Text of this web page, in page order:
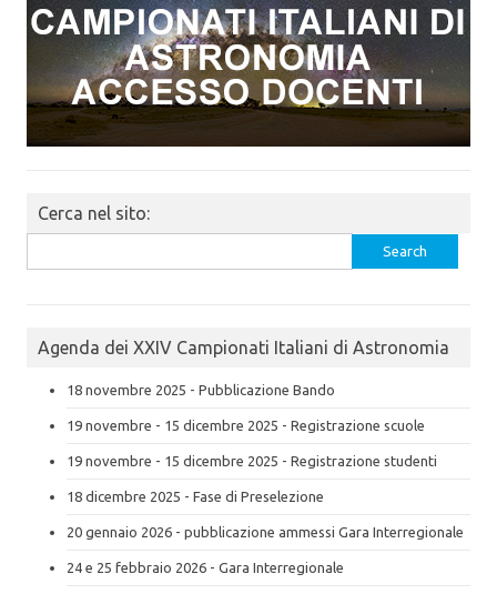
Cerca nel sito:
for:
Agenda dei XXIV Campionati Italiani di Astronomia
18 novembre 2025 - Pubblicazione Bando
19 novembre - 15 dicembre 2025 - Registrazione scuole
19 novembre - 15 dicembre 2025 - Registrazione studenti
18 dicembre 2025 - Fase di Preselezione
20 gennaio 2026 - pubblicazione ammessi Gara Interregionale
24 e 25 febbraio 2026 - Gara Interregionale